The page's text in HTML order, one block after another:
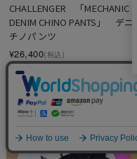
CHALLENGER　「MECHANIC
DENIM CHINO PANTS」　デニム
チノパンツ
¥26,400(税込)